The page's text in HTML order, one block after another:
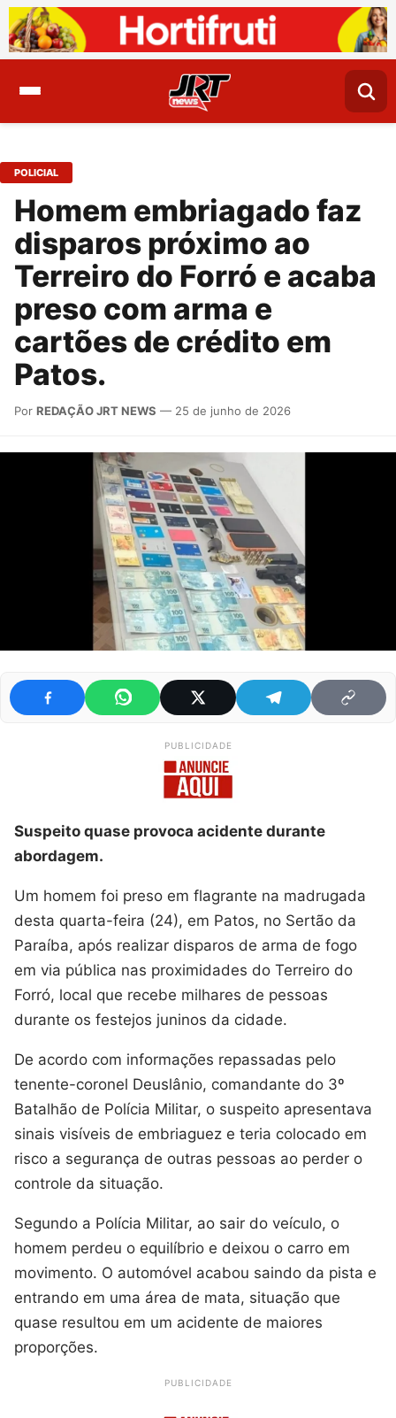
POLICIAL
Homem embriagado faz
disparos próximo ao
Terreiro do Forró e acaba
preso com arma e
cartões de crédito em
Patos.
Por REDAÇÃO JRT NEWS — 25 de junho de 2026
PUBLICIDADE
Suspeito quase provoca acidente durante
abordagem.
Um homem foi preso em flagrante na madrugada
desta quarta-feira (24), em Patos, no Sertão da
Paraíba, após realizar disparos de arma de fogo
em via pública nas proximidades do Terreiro do
Forró, local que recebe milhares de pessoas
durante os festejos juninos da cidade.
De acordo com informações repassadas pelo
tenente-coronel Deuslânio, comandante do 3º
Batalhão de Polícia Militar, o suspeito apresentava
sinais visíveis de embriaguez e teria colocado em
risco a segurança de outras pessoas ao perder o
controle da situação.
Segundo a Polícia Militar, ao sair do veículo, o
homem perdeu o equilíbrio e deixou o carro em
movimento. O automóvel acabou saindo da pista e
entrando em uma área de mata, situação que
quase resultou em um acidente de maiores
proporções.
PUBLICIDADE